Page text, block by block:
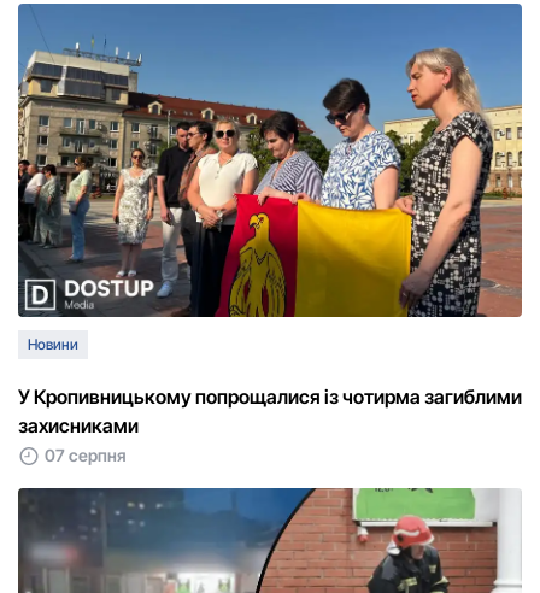
Новини
У Кропивницькому попрощалися із чотирма загиблими
захисниками
07 серпня